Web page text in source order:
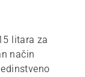
litara za
način